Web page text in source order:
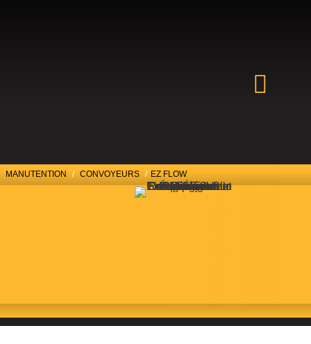
MANUTENTION / CONVOYEURS / EZ FLOW
EZ FLOW